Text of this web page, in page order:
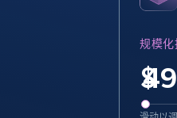
About,
规模化
$